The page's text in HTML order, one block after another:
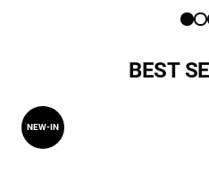
BEST
NEW-IN